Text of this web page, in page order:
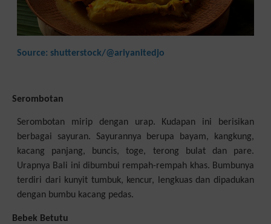
Source: shutterstock/@ariyanitedjo
Serombotan
Serombotan mirip dengan urap. Kudapan ini berisikan
berbagai sayuran. Sayurannya berupa bayam, kangkung,
kacang panjang, buncis, toge, terong bulat dan pare.
Urapnya Bali ini dibumbui rempah-rempah khas. Bumbunya
terdiri dari kunyit tumbuk, kencur, lengkuas dan dipadukan
dengan bumbu kacang pedas.
Bebek Betutu